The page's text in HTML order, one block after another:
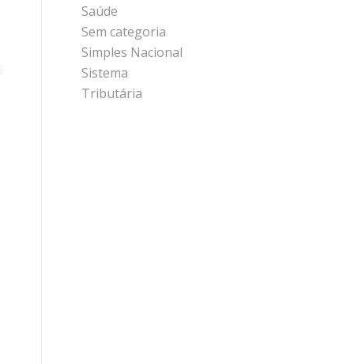
Saúde
Sem categoria
Simples Nacional
Sistema
Tributária